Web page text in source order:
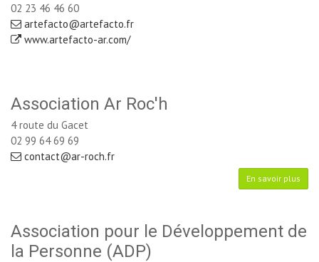
02 23 46 46 60
artefacto@artefacto.fr
www.artefacto-ar.com/
Association Ar Roc'h
4 route du Gacet
02 99 64 69 69
contact@ar-roch.fr
En savoir plus
Association pour le Développement de
la Personne (ADP)